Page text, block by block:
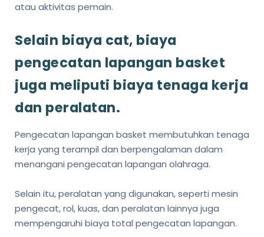
atau aktivitas pemain.
Selain biaya cat, biaya
pengecatan lapangan basket
juga meliputi biaya tenaga kerja
dan peralatan.
Pengecatan lapangan basket membutuhkan tenaga
kerja yang terampil dan berpengalaman dalam
menangani pengecatan lapangan olahraga.
Selain itu, peralatan yang digunakan, seperti mesin
pengecat, rol, kuas, dan peralatan lainnya juga
mempengaruhi biaya total pengecatan lapangan.